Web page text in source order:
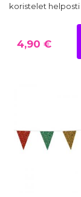
koristelet helposti
4,90 €